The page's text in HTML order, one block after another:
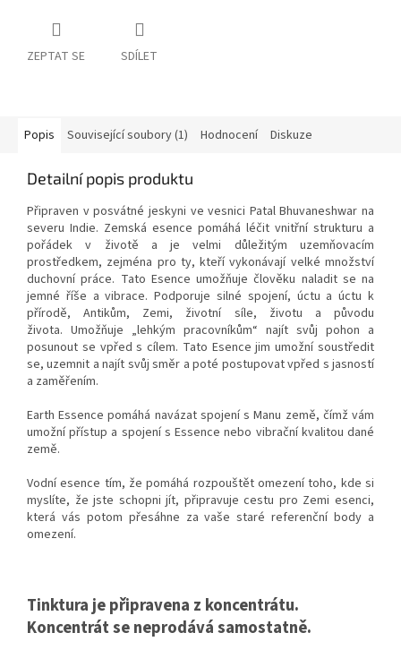
ZEPTAT SE SDÍLET
Popis Související soubory (1) Hodnocení Diskuze
Detailní popis produktu
Připraven v posvátné jeskyni ve vesnici Patal Bhuvaneshwar na
severu Indie. Zemská esence pomáhá léčit vnitřní strukturu a
pořádek v životě a je velmi důležitým uzemňovacím
prostředkem, zejména pro ty, kteří vykonávají velké množství
duchovní práce. Tato Esence umožňuje člověku naladit se na
jemné říše a vibrace. Podporuje silné spojení, úctu a úctu k
přírodě, Antikům, Zemi, životní síle, životu a původu
života. Umožňuje „lehkým pracovníkům“ najít svůj pohon a
posunout se vpřed s cílem. Tato Esence jim umožní soustředit
se, uzemnit a najít svůj směr a poté postupovat vpřed s jasností
a zaměřením.
Earth Essence pomáhá navázat spojení s Manu země, čímž vám
umožní přístup a spojení s Essence nebo vibrační kvalitou dané
země.
Vodní esence tím, že pomáhá rozpouštět omezení toho, kde si
myslíte, že jste schopni jít, připravuje cestu pro Zemi esenci,
která vás potom přesáhne za vaše staré referenční body a
omezení.
Tinktura je připravena z koncentrátu.
Koncentrát se neprodává samostatně.